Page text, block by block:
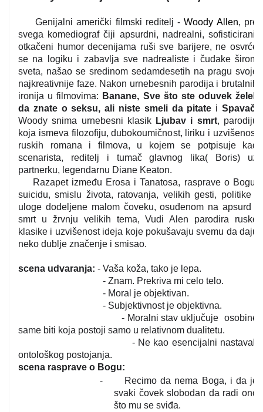
Genijalni američki filmski reditelj -Woody Allen, pre
svega komediograf čiji apsurdni, nadrealni, sofisticirani,
otkačeni humor decenijama ruši sve barijere, ne osvrće
se na logiku i zabavlja sve nadrealiste i čudake širom
sveta, našao se sredinom sedamdesetih na pragu svoje
najkreativnije faze. Nakon urnebesnih parodija i brutalnih
ironija u filmovima: Banane, Sve što ste oduvek želeli
da znate o seksu, ali niste smeli da pitate i Spavač,
Woody snima urnebesni klasik Ljubav i smrt, parodiju
koja ismeva filozofiju, dubokoumičnost, liriku i uzvišenost
ruskih romana i filmova, u kojem se potpisuje kao
scenarista, reditelj i tumač glavnog lika( Boris) uz
partnerku, legendarnu Diane Keaton.
Razapet između Erosa i Tanatosa, rasprave o Bogu,
suicidu, smislu života, ratovanja, velikih gesti, politike i
uloge dodeljene malom čoveku, osuđenom na apsurd i
smrt u žrvnju velikih tema, Vudi Alen parodira ruske
klasike i uzvišenost ideja koje pokušavaju svemu da daju
neko dublje značenje i smisao.
scena udvaranja: - Vaša koža, tako je lepa.
- Znam. Prekriva mi celo telo.
- Moral je objektivan.
- Subjektivnost je objektivna.
- Moralni stav uključuje osobine
same biti koja postoji samo u relativnom dualitetu.
- Ne kao esencijalni nastavak
ontološkog postojanja.
scena rasprave o Bogu:
-
Recimo da nema Boga, i da je
svaki čovek slobodan da radi ono
što mu se sviđa.